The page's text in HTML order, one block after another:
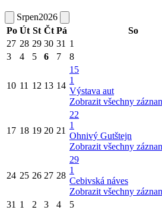
Srpen2026
Po Út St Čt Pá So
27 28 29 30 31 1
3
4 5 6 7 8
10 11 12 13 14
15
1
Výstava aut
Zobrazit všechny
17 18 19 20 21
22
1
Ohnivý Gutštejn
Zobrazit všechny
24 25 26 27 28
29
1
Cebivská náves
Zobrazit všechny
31 1 2 3 4 5